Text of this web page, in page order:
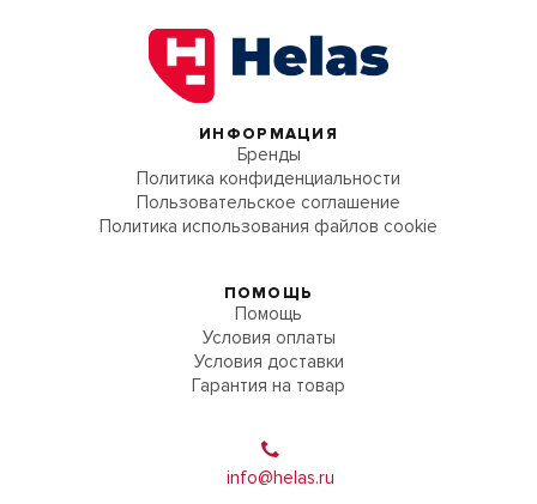
ИНФОРМАЦИЯ
Бренды
Политика конфиденциальности
Пользовательское соглашение
Политика использования файлов cookie
ПОМОЩЬ
Помощь
Условия оплаты
Условия доставки
Гарантия на товар
info@helas.ru